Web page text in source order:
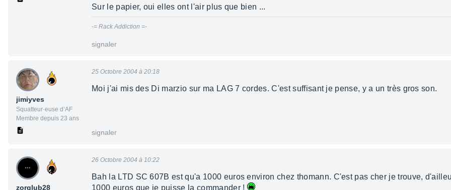
Sur le papier, oui elles ont l'air plus que bien ...
-= Rack Addiction =-
signaler
jimiyves
Squatteur·euse d’AF
Membre depuis 23 ans
25 Octobre 2004 à 20:18
Moi j'ai mis des Di marzio sur ma LAG 7 cordes. C'est suffisant je pense, y a un très gros son.
signaler
zorglub28
26 Octobre 2004 à 10:22
Bah la LTD SC 607B est qu'a 1000 euros environ chez thomann. C'est pas cher je trouve,
1000 euros que je puisse la commander !